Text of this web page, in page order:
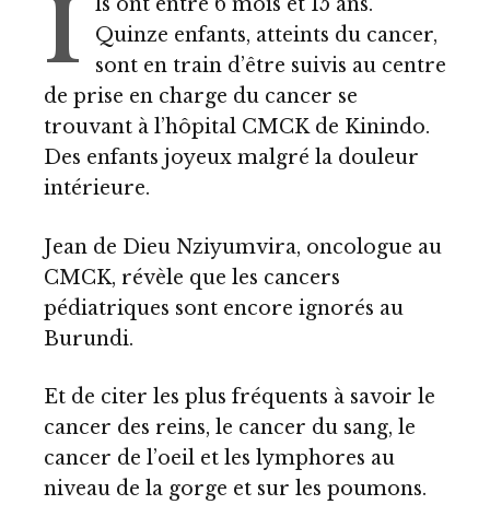
I
Quinze enfants, atteints du cancer,
sont en train d’être suivis au centre
de prise en charge du cancer se
trouvant à l’hôpital CMCK de Kinindo.
Des enfants joyeux malgré la douleur
intérieure.
Jean de Dieu Nziyumvira, oncologue au
CMCK, révèle que les cancers
pédiatriques sont encore ignorés au
Burundi.
Et de citer les plus fréquents à savoir le
cancer des reins, le cancer du sang, le
cancer de l’oeil et les lymphores au
niveau de la gorge et sur les poumons.